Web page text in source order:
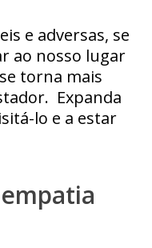
e adversas, se
ao nosso lugar
torna mais
Expanda
lo e a estar